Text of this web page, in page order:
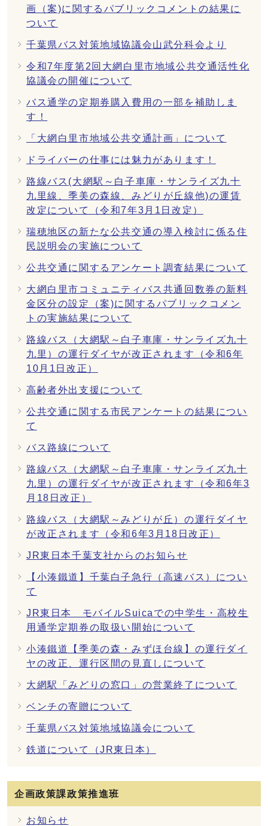
画（案)に関するパブリックコメントの結果に
ついて
千葉県バス対策地域協議会山武分科会より
令和7年度第2回大網白里市地域公共交通活性化
協議会の開催について
バス通学の定期券購入費用の一部を補助しま
す！
「大網白里市地域公共交通計画」について
ドライバーの仕事には魅力があります！
路線バス(大網駅～白子車庫・サンライズ九十
九里線、季美の森線、みどりが丘線他)の運賃
改定について（令和7年3月1日改定）
瑞穂地区の新たな公共交通の導入検討に係る住
民説明会の実施について
公共交通に関するアンケート調査結果について
大網白里市コミュニティバス共通回数券の新料
金区分の設定（案)に関するパブリックコメン
トの実施結果について
路線バス（大網駅～白子車庫・サンライズ九十
九里）の運行ダイヤが改正されます（令和6年
10月1日改正）
高齢者外出支援について
公共交通に関する市民アンケートの結果につい
て
バス路線について
路線バス（大網駅～白子車庫・サンライズ九十
九里）の運行ダイヤが改正されます（令和6年3
月18日改正）
路線バス（大網駅～みどりが丘）の運行ダイヤ
が改正されます（令和6年3月18日改正）
JR東日本千葉支社からのお知らせ
【小湊鐵道】千葉白子急行（高速バス）につい
て
JR東日本 モバイルSuicaでの中学生・高校生
用通学定期券の取扱い開始について
小湊鐵道【季美の森・みずほ台線】の運行ダイ
ヤの改正、運行区間の見直しについて
大網駅「みどりの窓口」の営業終了について
ベンチの寄贈について
千葉県バス対策地域協議会について
鉄道について（JR東日本）
企画政策課政策推進班
お知らせ